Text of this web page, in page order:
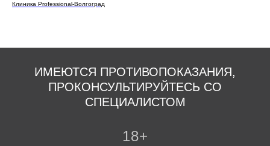
Клиника Professional-Волгоград
ИМЕЮТСЯ ПРОТИВОПОКАЗАНИЯ,
ПРОКОНСУЛЬТИРУЙТЕСЬ СО
СПЕЦИАЛИСТОМ
18+